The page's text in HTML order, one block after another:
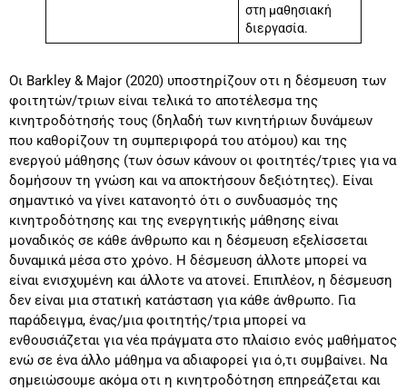
στη μαθησιακή
διεργασία.
Οι Barkley & Major (2020) υποστηρίζουν οτι η δέσμευση των
φοιτητών/τριων είναι τελικά το αποτέλεσμα της
κινητροδότησής τους (δηλαδή των κινητήριων δυνάμεων
που καθορίζουν τη συμπεριφορά του ατόμου) και της
ενεργού μάθησης (των όσων κάνουν οι φοιτητές/τριες για να
δομήσουν τη γνώση και να αποκτήσουν δεξιότητες). Είναι
σημαντικό να γίνει κατανοητό ότι ο συνδυασμός της
κινητροδότησης και της ενεργητικής μάθησης είναι
μοναδικός σε κάθε άνθρωπο και η δέσμευση εξελίσσεται
δυναμικά μέσα στο χρόνο. Η δέσμευση άλλοτε μπορεί να
είναι ενισχυμένη και άλλοτε να ατονεί. Επιπλέον, η δέσμευση
δεν είναι μια στατική κατάσταση για κάθε άνθρωπο. Για
παράδειγμα, ένας/μια φοιτητής/τρια μπορεί να
ενθουσιάζεται για νέα πράγματα στο πλαίσιο ενός μαθήματος
ενώ σε ένα άλλο μάθημα να αδιαφορεί για ό,τι συμβαίνει. Να
σημειώσουμε ακόμα οτι η κινητροδότηση επηρεάζεται και